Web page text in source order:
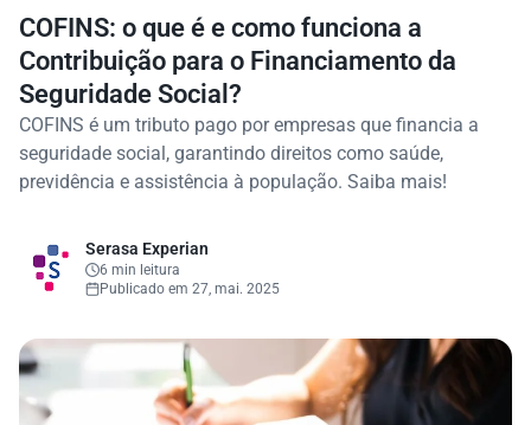
COFINS: o que é e como funciona a
Contribuição para o Financiamento da
Seguridade Social?
COFINS é um tributo pago por empresas que financia a
seguridade social, garantindo direitos como saúde,
previdência e assistência à população. Saiba mais!
Serasa Experian
6 min leitura
Publicado em 27, mai. 2025